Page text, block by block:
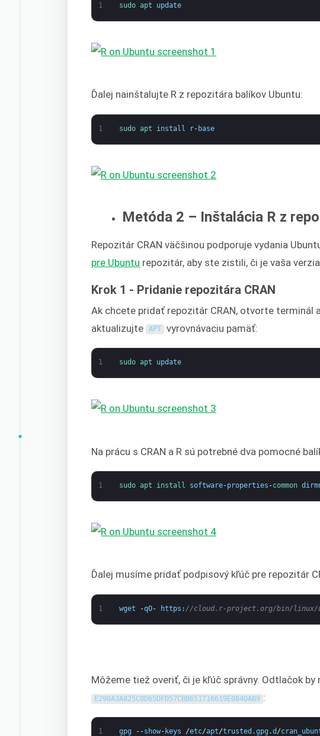
1 sudo apt update
Ďalej nainštalujte R z repozitára balíkov Ubuntu:
1 sudo apt install r- base
Metóda 2 – Inštalácia R z
Repozitár CRAN väčšinou podporuje vydania
pre Ubuntu repozitár, aby ste zistili, či je vaša
Krok 1 - Pridanie repozitára CRAN
Ak chcete pridať repozitár CRAN, otvorte terminál
aktualizujte APT vyrovnávaciu pamäť:
1 sudo apt update
Na prácu s CRAN a R sú potrebné dva pomocné
1 sudo apt install software-properties -common
Ďalej musíme pridať podpisový kľúč pre repozitár
1 wget -qO- https : //cloud.r-project.org/bin/linux/
Môžeme tiež overiť, či je kľúč správny. Odtlačok by
E298A3A825C0D65DFD57CBB651716619E084DAB9 :
1 gpg --show- keys /etc/apt/trusted .gpg .d /